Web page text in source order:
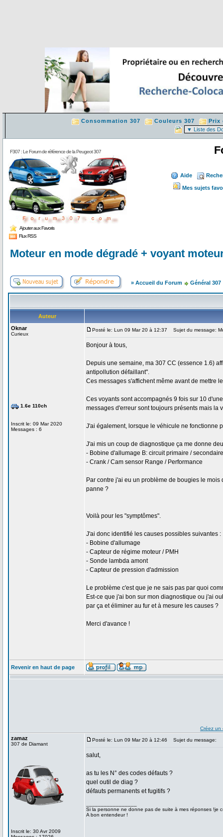
Consommation 307 Couleurs 307 Prix
F307 : Le Forum de référence de la Peugeot 307
Ajouter aux Favoris
Flux RSS
Aide
Mes sujets
Moteur en mode dégradé + voyant
» Accueil du Forum Général 307
Auteur
Oknar
Curieux
1.6e 110ch
Inscrit le: 09 Mar 2020
Messages : 6
Posté le: Lun 09 Mar 20 à 12:37 Sujet du message:
Bonjour à tous,
Depuis une semaine, ma 307 CC (essence 1.6)
antipollution défaillant".
Ces messages s'affichent même avant de mettre
Ces voyants sont accompagnés 9 fois sur 10
messages d'erreur sont toujours présents mais la
J'ai également, lorsque le véhicule ne fonctionne
J'ai mis un coup de diagnostique ça me donne
- Bobine d'allumage B: circuit primaire /
- Crank / Cam sensor Range / Performance
Par contre j'ai eu un problème de bougies le
panne ?
Voilà pour les "symptômes".
J'ai donc identifié les causes possibles suivantes :
- Bobine d'allumage
- Capteur de régime moteur / PMH
- Sonde lambda amont
- Capteur de pression d'admission
Le problème c'est que je ne sais pas par quoi
Est-ce que j'ai bon sur mon diagnostique ou j'ai
par ça et éliminer au fur et à mesure les causes ?
Merci d'avance !
Revenir en haut de page
Créez un
zamaz
307 de Diamant
Inscrit le: 30 Avr 2009
Posté le: Lun 09 Mar 20 à 12:46 Sujet du message:
salut,
as tu les N° des codes défauts ?
quel outil de diag ?
défauts permanents et fugitifs ?
Si la personne ne donne pas de suite à mes réponses !je
A bon entendeur !